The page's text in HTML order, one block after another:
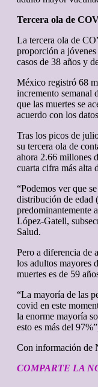
Tercera ola de
La tercera ola de
proporción a
casos de 38 años y
México registró 68
incremento semanal
que las muertes se
acuerdo con los
Tras los picos de
su tercera ola de
ahora 2.66 millones
cuarta cifra más alta
“Podemos ver que
distribución de edad
predominantemente
López-Gatell,
Salud.
Pero a diferencia de
los adultos mayores
muertes es de 59
“La mayoría de las
covid en este
la enorme mayoría
esto es más del
Con información de
COMPARTE LA